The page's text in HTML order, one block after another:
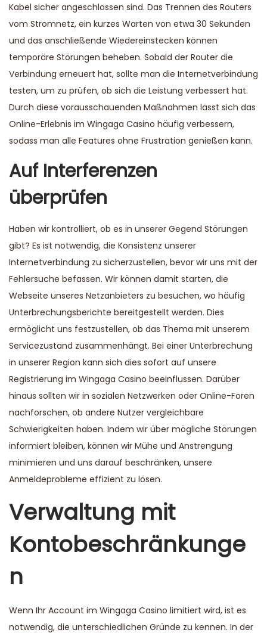
Kabel sicher angeschlossen sind. Das Trennen des Routers
vom Stromnetz, ein kurzes Warten von etwa 30 Sekunden
und das anschließende Wiedereinstecken können
temporäre Störungen beheben. Sobald der Router die
Verbindung erneuert hat, sollte man die Internetverbindung
testen, um zu prüfen, ob sich die Leistung verbessert hat.
Durch diese vorausschauenden Maßnahmen lässt sich das
Online-Erlebnis im Wingaga Casino häufig verbessern,
sodass man alle Features ohne Frustration genießen kann.
Auf Interferenzen
überprüfen
Haben wir kontrolliert, ob es in unserer Gegend Störungen
gibt? Es ist notwendig, die Konsistenz unserer
Internetverbindung zu sicherzustellen, bevor wir uns mit der
Fehlersuche befassen. Wir können damit starten, die
Webseite unseres Netzanbieters zu besuchen, wo häufig
Unterbrechungsberichte bereitgestellt werden. Dies
ermöglicht uns festzustellen, ob das Thema mit unserem
Servicezustand zusammenhängt. Bei einer Unterbrechung
in unserer Region kann sich dies sofort auf unsere
Registrierung im Wingaga Casino beeinflussen. Darüber
hinaus sollten wir in sozialen Netzwerken oder Online-Foren
nachforschen, ob andere Nutzer vergleichbare
Schwierigkeiten haben. Indem wir über mögliche Störungen
informiert bleiben, können wir Mühe und Anstrengung
minimieren und uns darauf beschränken, unsere
Anmeldeprobleme effizient zu lösen.
Verwaltung mit
Kontobeschränkunge
n
Wenn Ihr Account im Wingaga Casino limitiert wird, ist es
notwendig, die unterschiedlichen Gründe zu kennen. In der